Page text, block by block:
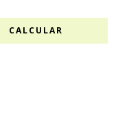
CALCULAR